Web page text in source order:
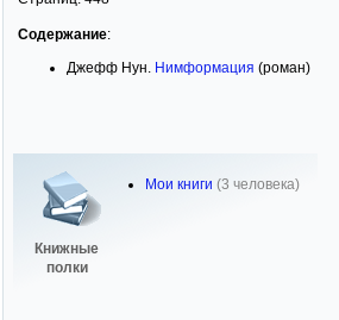
Содержание:
Джефф Нун. Нимформация (роман)
Книжные
полки
Мои книги (3 человека)